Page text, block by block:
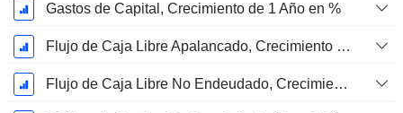
Gastos de Capital, Crecimiento de 1 Año en %
Flujo de Caja Libre Apalancado, Crecimiento de 1 Año %
Flujo de Caja Libre No Endeudado, Crecimiento de 1 Año %